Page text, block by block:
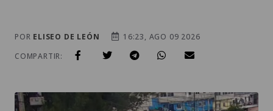
POR ELISEO DE LEÓN
16:23, AGO 09 2026
COMPARTIR: